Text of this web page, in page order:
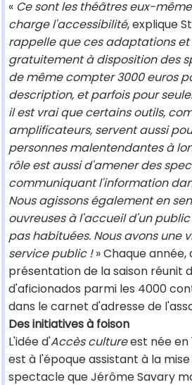
« Ce sont les théâtres eux-
charge l'accessibilité, explique
rappelle que ces adaptations et
gratuitement à disposition des
de même compter 3000 euros
description, et parfois pour
il est vrai que certains outils,
amplificateurs, servent aussi
personnes malentendantes à
rôle est aussi d'amener des
communiquant l'information
Nous agissons également en
ouvreuses à l'accueil d'un
pas habituées. Nous avons une
service public !» Chaque année,
présentation de la saison réunit
d'aficionados parmi les 4000
dans le carnet d'adresse de
Des initiatives à foison
L'idée d'Accès cultureest née en
est à l'époque assistant à la
spectacle que Jérôme Savary